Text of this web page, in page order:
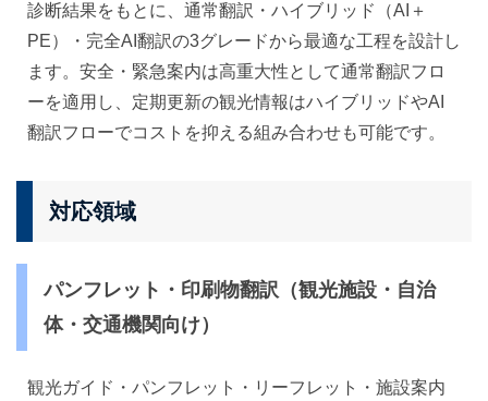
診断結果をもとに、通常翻訳・ハイブリッド（AI＋
PE）・完全AI翻訳の3グレードから最適な工程を設計し
ます。安全・緊急案内は高重大性として通常翻訳フロ
ーを適用し、定期更新の観光情報はハイブリッドやAI
翻訳フローでコストを抑える組み合わせも可能です。
対応領域
パンフレット・印刷物翻訳（観光施設・自治
体・交通機関向け）
観光ガイド・パンフレット・リーフレット・施設案内